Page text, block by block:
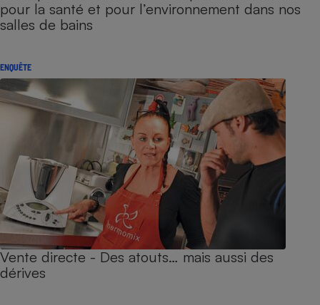
pour la santé et pour l’environnement dans nos
salles de bains
ENQUÊTE
Vente directe - Des atouts… mais aussi des
dérives